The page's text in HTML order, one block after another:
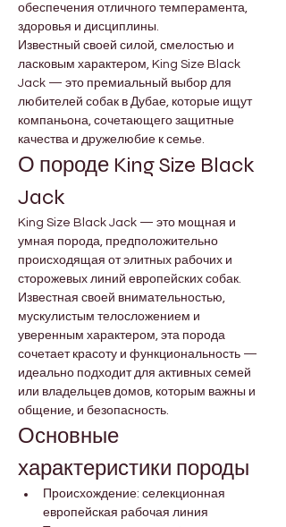
обеспечения отличного темперамента,
здоровья и дисциплины.
Известный своей силой, смелостью и
ласковым характером, King Size Black
Jack — это премиальный выбор для
любителей собак в Дубае, которые ищут
компаньона, сочетающего защитные
качества и дружелюбие к семье.
О породе King Size Black
Jack
King Size Black Jack — это мощная и
умная порода, предположительно
происходящая от элитных рабочих и
сторожевых линий европейских собак.
Известная своей внимательностью,
мускулистым телосложением и
уверенным характером, эта порода
сочетает красоту и функциональность —
идеально подходит для активных семей
или владельцев домов, которым важны и
общение, и безопасность.
Основные
характеристики породы
Происхождение: селекционная
европейская рабочая линия